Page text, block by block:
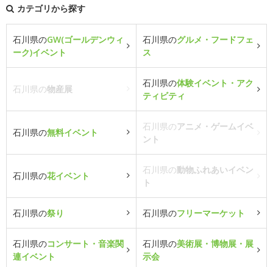
カテゴリから探す
石川県のGW(ゴールデンウィ
ーク)イベント
石川県のグルメ・フードフェ
ス
石川県の物産展
石川県の体験イベント・アク
ティビティ
石川県の無料イベント
石川県のアニメ・ゲームイベ
ント
石川県の花イベント
石川県の動物ふれあいイベン
ト
石川県の祭り 石川県のフリーマーケット
石川県のコンサート・音楽関
連イベント
石川県の美術展・博物展・展
示会